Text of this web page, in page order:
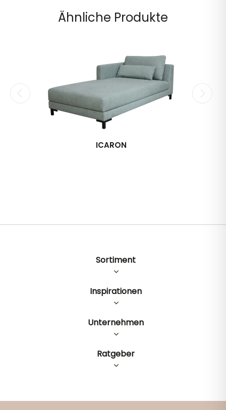
Ähnliche Produkte
ICARON
Sortiment
Inspirationen
Unternehmen
Ratgeber